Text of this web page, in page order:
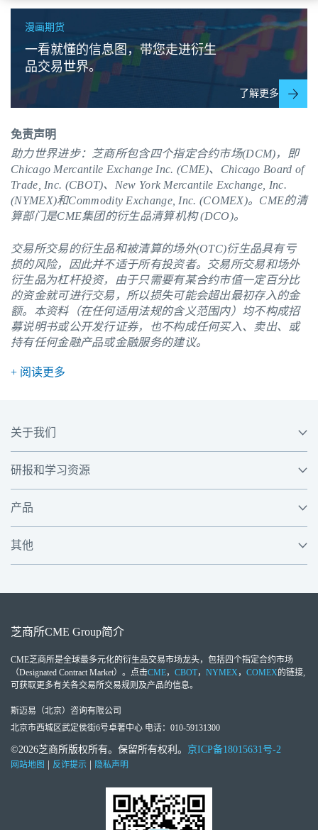
漫画期货
一看就懂的信息图，带您走进衍生
品交易世界。
了解更多
免责声明
助力世界进步：芝商所包含四个指定合约市场(DCM)，即
Chicago Mercantile Exchange Inc. (CME)、Chicago Board of
Trade, Inc. (CBOT)、New York Mercantile Exchange, Inc.
(NYMEX)和Commodity Exchange, Inc. (COMEX)。 CME的清
算部门是CME集团的衍生品清算机构 (DCO)。
交易所交易的衍生品和被清算的场外(OTC)衍生品具有亏
损的风险，因此并不适于所有投资者。交易所交易和场外
衍生品为杠杆投资，由于只需要有某合约市值一定百分比
的资金就可进行交易，所以损失可能会超出最初存入的金
额。本资料（在任何适用法规的含义范围内）均不构成招
募说明书或公开发行证券，也不构成任何买入、卖出、或
持有任何金融产品或金融服务的建议。
+ 阅读更多
关于我们
研报和学习资源
产品
其他
芝商所CME Group简介
CME芝商所是全球最多元化的衍生品交易市场龙头，包括四个指定合约市场
（Designated Contract Market）。点击CME， CBOT， NYMEX， COMEX的链接,
可获取更多有关各交易所交易规则及产品的信息。
斯迈易（北京）咨询有限公司
北京市西城区武定侯街6号卓著中心 电话：010-59131300
©2026芝商所版权所有。保留所有权利。 京ICP备18015631号-2
网站地图 反诈提示 隐私声明